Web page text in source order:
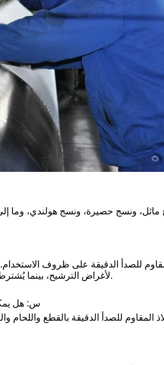
ونسج حصيرة، ونسج هولندي، وما
لأغراض الترشيح، بينما يُشترط قطر سلك أكثر سمكًا (مثل 0.5 مم - 2 مم) لهياكل الحماية والدعم.
س: هل
للصدأ الدقيقة بالقطع واللحام